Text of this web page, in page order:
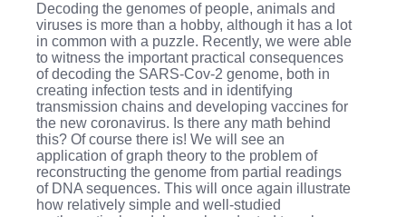
Decoding the genomes of people, animals and
viruses is more than a hobby, although it has a lot
in common with a puzzle. Recently, we were able
to witness the important practical consequences
of decoding the SARS-Cov-2 genome, both in
creating infection tests and in identifying
transmission chains and developing vaccines for
the new coronavirus. Is there any math behind
this? Of course there is! We will see an
application of graph theory to the problem of
reconstructing the genome from partial readings
of DNA sequences. This will once again illustrate
how relatively simple and well-studied